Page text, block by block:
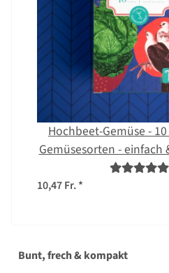
Hochbeet-Gemüse -
Gemüsesorten - einfach
Einsteiger-
10,47 Fr.*
Bunt, frech & kompakt